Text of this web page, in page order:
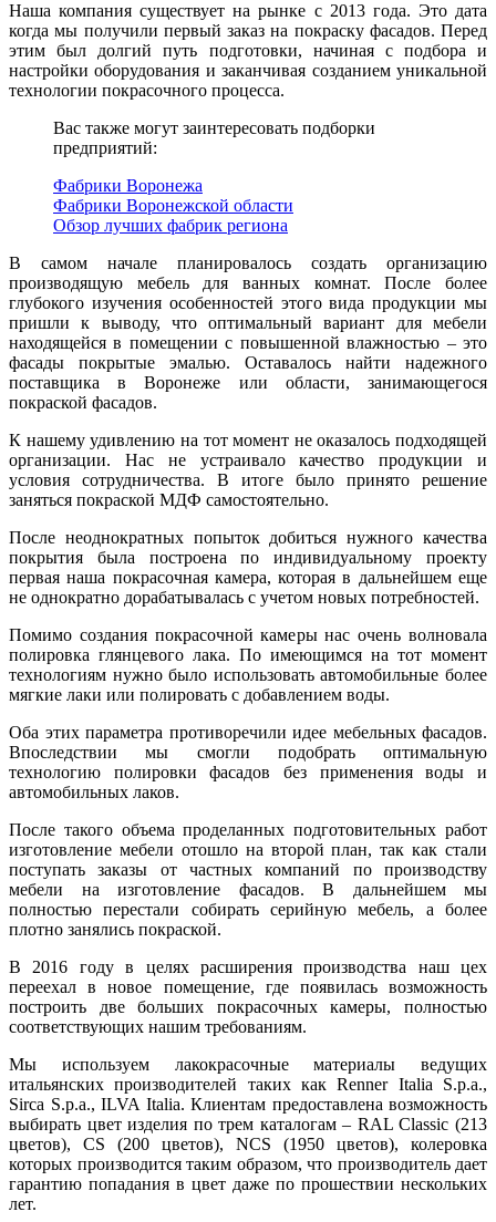
Наша компания существует на рынке с 2013 года. Это дата
когда мы получили первый заказ на покраску фасадов. Перед
этим был долгий путь подготовки, начиная с подбора и
настройки оборудования и заканчивая созданием уникальной
технологии покрасочного процесса.
Вас также могут заинтересовать подборки
предприятий:
Фабрики Воронежа
Фабрики Воронежской области
Обзор лучших фабрик региона
В самом начале планировалось создать организацию
производящую мебель для ванных комнат. После более
глубокого изучения особенностей этого вида продукции мы
пришли к выводу, что оптимальный вариант для мебели
находящейся в помещении с повышенной влажностью – это
фасады покрытые эмалью. Оставалось найти надежного
поставщика в Воронеже или области, занимающегося
покраской фасадов.
К нашему удивлению на тот момент не оказалось подходящей
организации. Нас не устраивало качество продукции и
условия сотрудничества. В итоге было принято решение
заняться покраской МДФ самостоятельно.
После неоднократных попыток добиться нужного качества
покрытия была построена по индивидуальному проекту
первая наша покрасочная камера, которая в дальнейшем еще
не однократно дорабатывалась с учетом новых потребностей.
Помимо создания покрасочной камеры нас очень волновала
полировка глянцевого лака. По имеющимся на тот момент
технологиям нужно было использовать автомобильные более
мягкие лаки или полировать с добавлением воды.
Оба этих параметра противоречили идее мебельных фасадов.
Впоследствии мы смогли подобрать оптимальную
технологию полировки фасадов без применения воды и
автомобильных лаков.
После такого объема проделанных подготовительных работ
изготовление мебели отошло на второй план, так как стали
поступать заказы от частных компаний по производству
мебели на изготовление фасадов. В дальнейшем мы
полностью перестали собирать серийную мебель, а более
плотно занялись покраской.
В 2016 году в целях расширения производства наш цех
переехал в новое помещение, где появилась возможность
построить две больших покрасочных камеры, полностью
соответствующих нашим требованиям.
Мы используем лакокрасочные материалы ведущих
итальянских производителей таких как Renner Italia S.p.a.,
Sirca S.p.a., ILVA Italia. Клиентам предоставлена возможность
выбирать цвет изделия по трем каталогам – RAL Classic (213
цветов), CS (200 цветов), NCS (1950 цветов), колеровка
которых производится таким образом, что производитель дает
гарантию попадания в цвет даже по прошествии нескольких
лет.